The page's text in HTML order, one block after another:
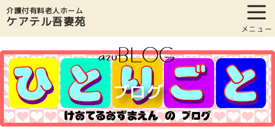
介護付有料老人ホーム
ケアテル吾妻苑
メニュー
ブログ